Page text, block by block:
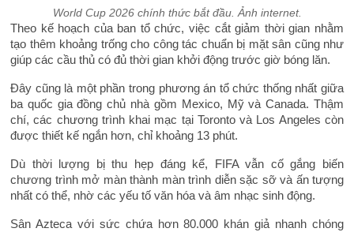
World Cup 2026 chính thức bắt đầu. Ảnh internet.
Theo kế hoạch của ban tổ chức, việc cắt giảm thời gian nhằm
tạo thêm khoảng trống cho công tác chuẩn bị mặt sân cũng như
giúp các cầu thủ có đủ thời gian khởi động trước giờ bóng lăn.
Đây cũng là một phần trong phương án tổ chức thống nhất giữa
ba quốc gia đồng chủ nhà gồm Mexico, Mỹ và Canada. Thậm
chí, các chương trình khai mạc tại Toronto và Los Angeles còn
được thiết kế ngắn hơn, chỉ khoảng 13 phút.
Dù thời lượng bị thu hẹp đáng kể, FIFA vẫn cố gắng biến
chương trình mở màn thành màn trình diễn sặc sỡ và ấn tượng
nhất có thể, nhờ các yếu tố văn hóa và âm nhạc sinh động.
Sân Azteca với sức chứa hơn 80.000 khán giả nhanh chóng